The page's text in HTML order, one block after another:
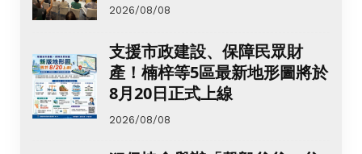
2026/08/08
支援市政建設、保障民眾財
產！楠梓等5區最新地形圖將於
8月20日正式上線
2026/08/08